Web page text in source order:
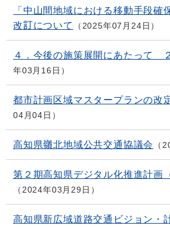
「中山間地域における移動手段確
改訂について
2025年07月24日
４．今後の施策展開にあたって
年03月16日
都市計画区域マスタープランの改
04月04日
高知県嶺北地域公共交通協議会
第２期高知県デジタル化推進計画
2024年03月29日
高知県新広域道路交通ビジョン・